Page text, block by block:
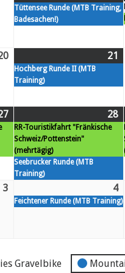
13.
August
Tüttensee Runde (MTB Training,
Badesachen!)
Do.
20.
August
21
Hochberg Runde II (MTB
Training)
Do.
27.
August
26
(1
Veranstaltung)
28Fr.
(2
RR-Touristikfahrt "Fränkische
Schweiz/Pottenstein"
(mehrtägig)
Seebrucker Runde (MTB
Training)
3
3.
4Fr.
4.
(1
Feichtener Runde (MTB Training)
Gravelbike